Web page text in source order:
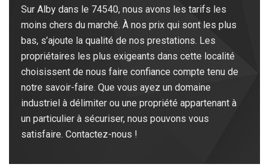
Sur Alby dans le 74540, nous avons les tarifs les
moins chers du marché. À nos prix qui sont les plus
bas, s’ajoute la qualité de nos prestations. Les
propriétaires les plus exigeants dans cette localité
choisissent de nous faire confiance compte tenu de
notre savoir-faire. Que vous ayez un domaine
industriel à délimiter ou une propriété appartenant à
un particulier à sécuriser, nous pouvons vous
satisfaire. Contactez-nous !